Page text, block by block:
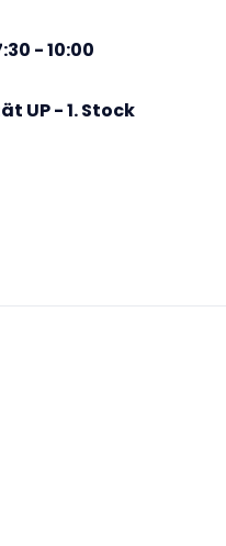
- 10:00
UP - 1. Stock